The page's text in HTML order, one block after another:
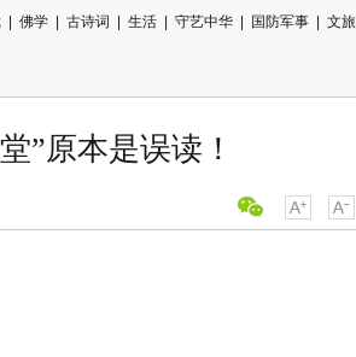
佛学 古诗词 生活 守艺中华 国防军事 文旅
”原本是误读！